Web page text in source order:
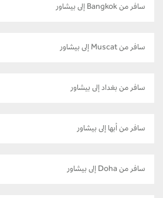
سافر من Bangkok إلى بيشاور
سافر من Muscat إلى بيشاور
سافر من بغداد إلى بيشاور
سافر من أبها إلى بيشاور
سافر من Doha إلى بيشاور